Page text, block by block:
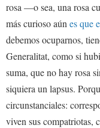
rosa —o sea, una rosa
más curioso aún es que
debemos ocuparnos,
Generalitat, como si
suma, que no hay rosa
siquiera un lapsus.
circunstanciales:
viven sus compatriotas,